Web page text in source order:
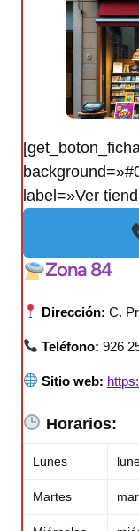
label=»Ver
Zona 84
Dirección: C.
Teléfono: 926
Sitio web:
Horarios:
Lunes
Martes